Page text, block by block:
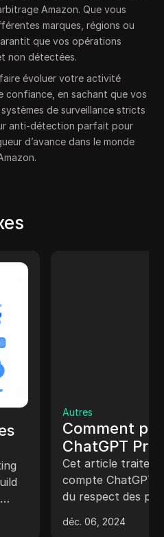
Amazon. Que vous
marques, régions ou
que vos opérations
non détectées.
évoluer votre activité
confiance, en sachant que vos
de surveillance stricts
anti-détection parfait pour
d’avance dans le monde
un compte
plusieurs
de partage d’un
le dernier abonnement,
de la plateforme et de
améliorées.